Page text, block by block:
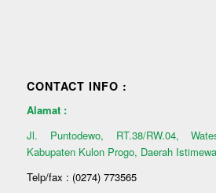
CONTACT INFO :
Alamat :
Jl. Puntodewo, RT.38/RW.04,
Kabupaten Kulon Progo, Daerah
Telp/fax : (0274) 773565